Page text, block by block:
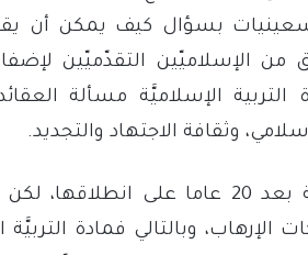
بسؤال كيف يمكن أن
من الإسلاميّين التقدّميّين
الإسلاميَّة مسألة
وثقافة الاجتهاد والتجديد.
فكرة الاجتهاد والتجديد قدمّت مخرجات متنوّعة بعد 20 عاما على
وبالتالي فمادة التربيَّة